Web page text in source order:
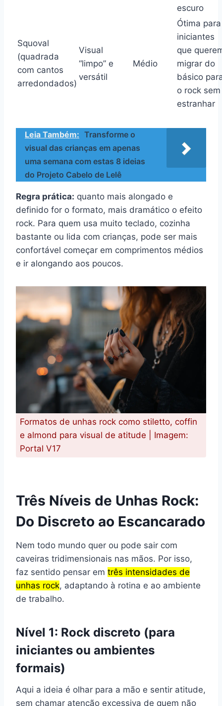
escuro
Squoval
(quadrada
com cantos
arredondados)
Visual
“limpo” e
versátil
Médio
Ótima para
iniciantes
que
migrar do
básico
o rock sem
estranhar
Leia Também: Transforme o
visual das crianças em apenas
uma semana com estas 8 ideias
do Projeto Cabelo de Lelê
Regra prática: quanto mais alongado e
definido for o formato, mais dramático o efeito
rock. Para quem usa muito teclado, cozinha
bastante ou lida com crianças, pode ser mais
confortável começar em comprimentos médios
e ir alongando aos poucos.
Formatos de unhas rock como stiletto, coffin
e almond para visual de atitude | Imagem:
Portal V17
Três Níveis de Unhas Rock:
Do Discreto ao Escancarado
Nem todo mundo quer ou pode sair com
caveiras tridimensionais nas mãos. Por isso,
faz sentido pensar em três intensidades de
unhas rock, adaptando à rotina e ao ambiente
de trabalho.
Nível 1: Rock discreto (para
iniciantes ou ambientes
formais)
Aqui a ideia é olhar para a mão e sentir atitude,
sem chamar atenção excessiva de quem não